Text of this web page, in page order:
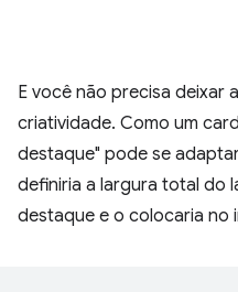
E você não precisa deixar
criatividade. Como um
destaque" pode se
definiria a largura total do
destaque e o colocaria no